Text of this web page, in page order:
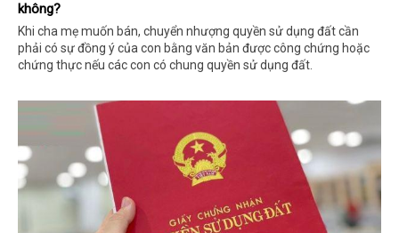
không?
Khi cha mẹ muốn bán, chuyển nhượng quyền sử dụng đất cần
phải có sự đồng ý của con bằng văn bản được công chứng hoặc
chứng thực nếu các con có chung quyền sử dụng đất.